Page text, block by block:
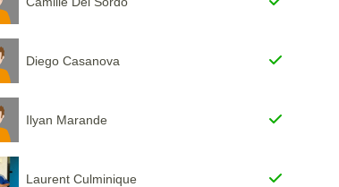
Diego Casanova
Ilyan Marande
Laurent Culminique